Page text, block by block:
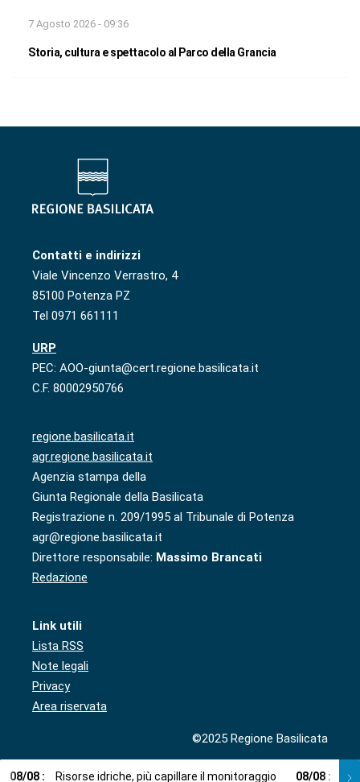
7 Agosto 2026 - 09:36
Storia, cultura e spettacolo al Parco della Grancia
Contatti e indirizzi
Viale Vincenzo Verrastro, 4
85100 Potenza PZ
Tel 0971 661111
URP
PEC: AOO-giunta@cert.regione.basilicata.it
C.F. 80002950766
regione.basilicata.it
agr.regione.basilicata.it
Agenzia stampa della
Giunta Regionale della Basilicata
Registrazione n. 209/1995 al Tribunale di Potenza
agr@regione.basilicata.it
Direttore responsabile: Massimo Brancati
Redazione
Link utili
Lista RSS
Note legali
Privacy
Area riservata
©2025 Regione Basilicata
08/08 : Risorse idriche, più capillare il monitoraggio 08/08 :